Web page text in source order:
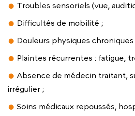
Troubles sensoriels (vue,
Difficultés de mobilité ;
Douleurs physiques chroniques
Plaintes récurrentes : fatigue,
Absence de médecin traitant,
irrégulier ;
Soins médicaux repoussés,